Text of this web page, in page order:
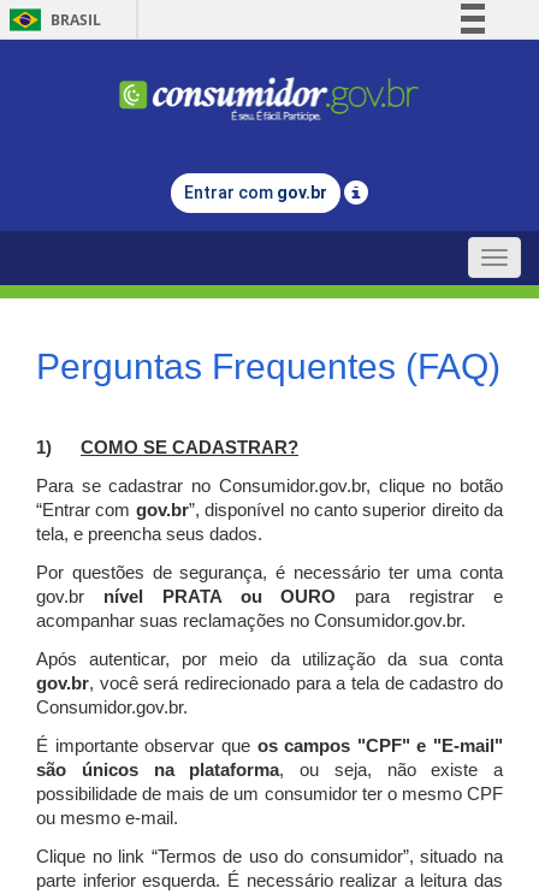
BRASIL
Comunica BR
Legislação
Entrar com gov.br
Toggle
Perguntas Frequentes (FAQ)
1) COMO SE CADASTRAR?
Para se cadastrar no Consumidor.gov.br, clique no botão
“Entrar com gov.br”, disponível no canto superior direito da
tela, e preencha seus dados.
Por questões de segurança, é necessário ter uma conta
gov.br nível PRATA ou OURO para registrar e
acompanhar suas reclamações no Consumidor.gov.br.
Após autenticar, por meio da utilização da sua conta
gov.br, você será redirecionado para a tela de cadastro do
Consumidor.gov.br.
É importante observar que os campos "CPF" e "E-mail"
são únicos na plataforma, ou seja, não existe a
possibilidade de mais de um consumidor ter o mesmo CPF
ou mesmo e-mail.
Clique no link “Termos de uso do consumidor”, situado na
parte inferior esquerda. É necessário realizar a leitura das